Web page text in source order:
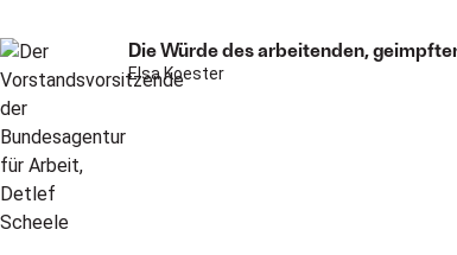
Die Würde des arbeitenden,
Elsa Koester